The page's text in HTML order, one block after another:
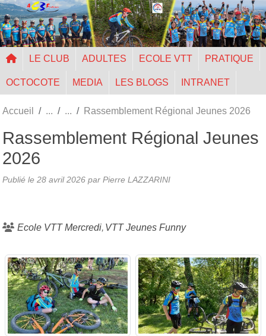
LE CLUB ADULTES ECOLE VTT PRATIQUE
OCTOCOTE MEDIA LES BLOGS INTRANET
Accueil Rassemblement Régional Jeunes 2026
Rassemblement Régional Jeunes
2026
Publié le 28 avril 2026 par Pierre LAZZARINI
Ecole VTT Mercredi VTT Jeunes Funny
Panneau de gestion des cookies